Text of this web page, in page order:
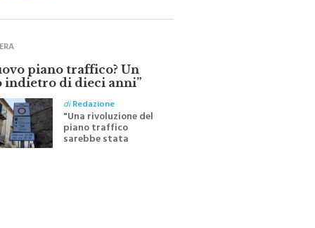
all'indomani della
piano traffico? Un
indietro di dieci anni”
diRedazione
"Una rivoluzione del
piano traffico
sarebbe stata